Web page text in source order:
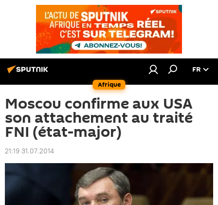
Afrique
FR
Moscou confirme aux USA
son attachement au traité
FNI (état-major)
21:19 31.07.2014